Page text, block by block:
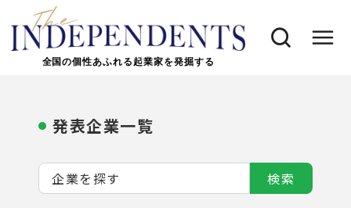
全国の個性あふれる起業家を発掘する
発表企業一覧
検索